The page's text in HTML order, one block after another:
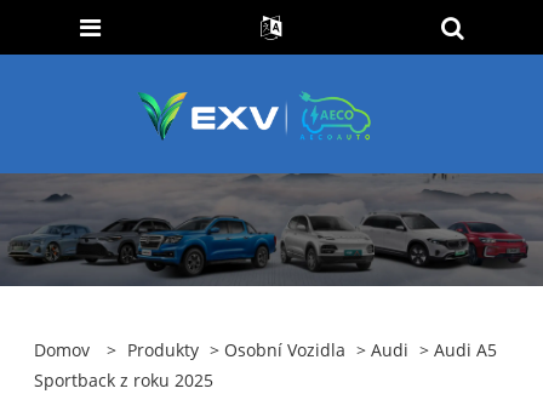
Domov > Produkty > Osobní Vozidla >Audi > Audi A5
Sportback z roku 2025